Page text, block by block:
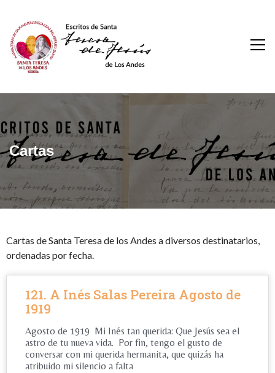
Cartas
Cartas de Santa Teresa de los Andes a diversos destinatarios,
ordenadas por fecha.
121. A Inés Salas Pereira Agosto de
1919
Agosto de 1919 Mi Inés tan querida: Que Jesús sea el
astro de tu nueva vida. Por fin, tengo el gusto de
conversar con mi querida hermanita, que quizás ha
atribuido mi silencio a falta